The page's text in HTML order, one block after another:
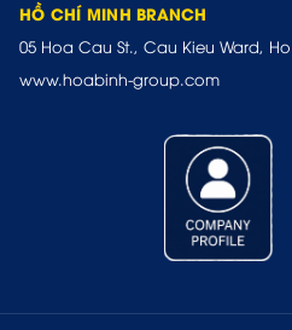
HỒ CHÍ MINH BRANCH
05 Hoa Cau St., Cau Kieu Ward,
www.hoabinh-group.com